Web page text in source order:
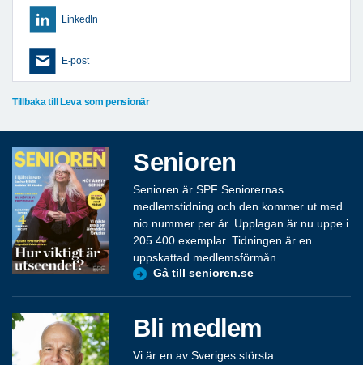
LinkedIn
E-post
Tillbaka till Leva som pensionär
Senioren
Senioren är SPF Seniorernas
medlemstidning och den kommer ut med
nio nummer per år. Upplagan är nu uppe i
205 400 exemplar. Tidningen är en
uppskattad medlemsförmån.
Gå till senioren.se
Bli medlem
Vi är en av Sveriges största